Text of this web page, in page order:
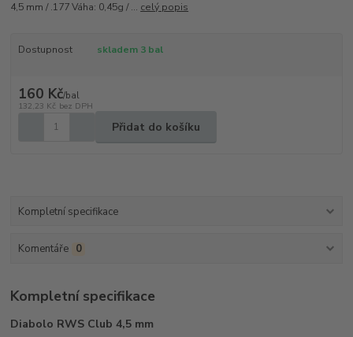
4,5 mm / .177 Váha: 0,45g / ... celý popis
Dostupnost skladem 3 bal
160 Kč/bal
132,23 Kč bez DPH
Přidat do košíku
Kompletní specifikace
Komentáře 0
Kompletní specifikace
Diabolo RWS Club 4,5 mm